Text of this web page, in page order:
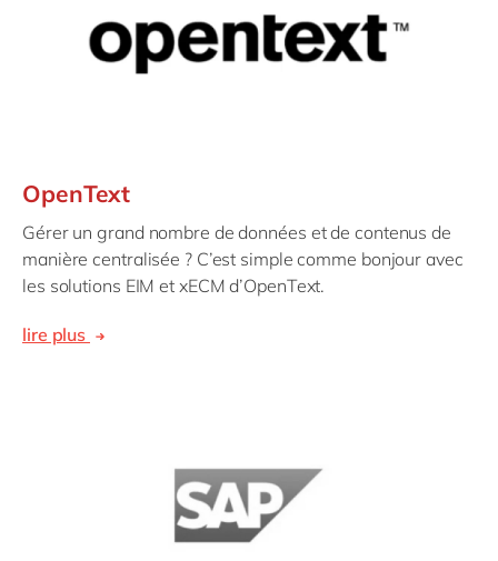
OpenText
Gérer un grand nombre de données et de contenus de
manière centralisée ? C’est simple comme bonjour avec
les solutions EIM et xECM d’OpenText.
lire plus